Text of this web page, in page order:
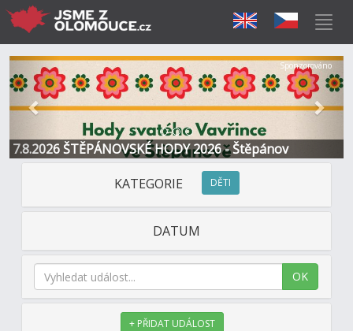
7.8.2026 ŠTĚPÁNOVSKÉ HODY 2026 - Štěpánov
Předchozí Další
Sponzorováno
KATEGORIE DĚTI
DATUM
OK
+ PŘIDAT UDÁLOST